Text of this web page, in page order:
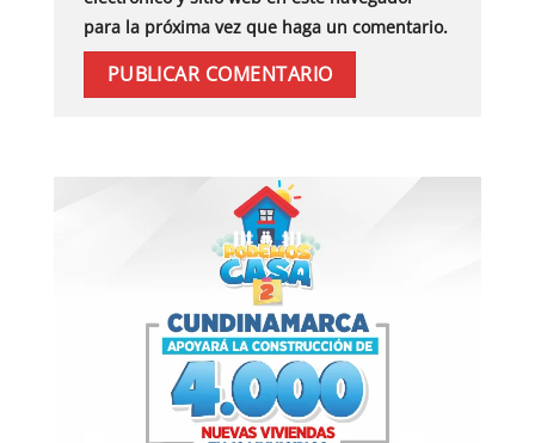
para la próxima vez que haga un comentario.